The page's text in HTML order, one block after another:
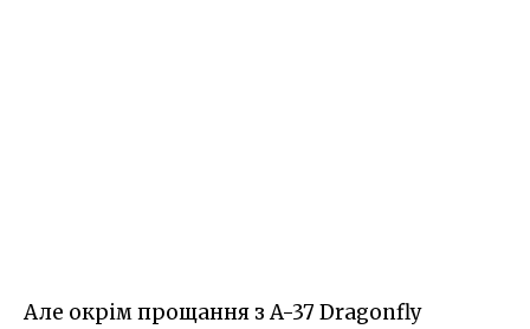
Але окрім прощання з A-37 Dragonfly